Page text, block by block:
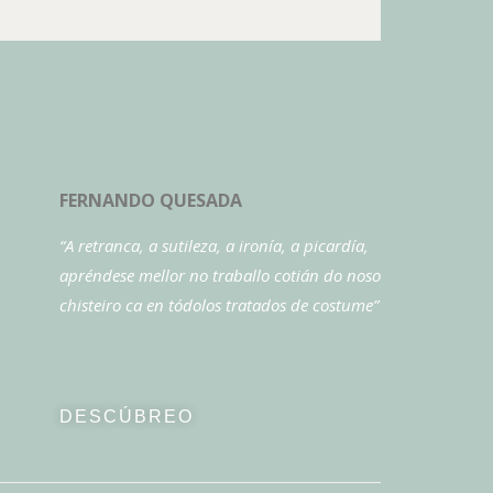
FERNANDO QUESADA
“A retranca, a sutileza, a ironía, a picardía,
apréndese mellor no traballo cotián do noso
chisteiro ca en tódolos tratados de costume”
DESCÚBREO